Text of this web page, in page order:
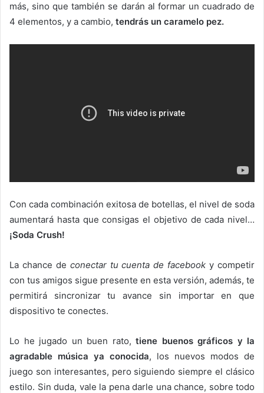
más, sino que también se darán al formar un cuadrado de
4 elementos, y a cambio, tendrás un caramelo pez.
Con cada combinación exitosa de botellas, el nivel de soda
aumentará hasta que consigas el objetivo de cada nivel…
¡Soda Crush!
La chance de conectar tu cuenta de facebook y competir
con tus amigos sigue presente en esta versión, además, te
permitirá sincronizar tu avance sin importar en que
dispositivo te conectes.
Lo he jugado un buen rato, tiene buenos gráficos y la
agradable música ya conocida, los nuevos modos de
juego son interesantes, pero siguiendo siempre el clásico
estilo. Sin duda, vale la pena darle una chance, sobre todo